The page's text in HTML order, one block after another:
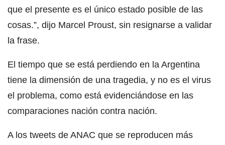
que el presente es el único estado posible de las
cosas.”, dijo Marcel Proust, sin resignarse a validar
la frase.
El tiempo que se está perdiendo en la Argentina
tiene la dimensión de una tragedia, y no es el virus
el problema, como está evidenciándose en las
comparaciones nación contra nación.
A los tweets de ANAC que se reproducen más